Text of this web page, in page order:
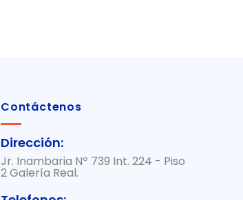
Contáctenos
Dirección:
Jr. Inambaria Nº 739 Int. 224 - Piso
2 Galería Real.